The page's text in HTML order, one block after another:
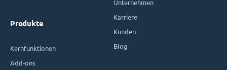
Produkte
Kernfunktionen
Add-ons
Unternehmen
Karriere
Kunden
Blog